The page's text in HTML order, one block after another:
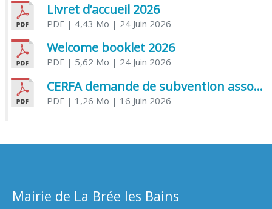
Livret d’accueil 2026
PDF| 4,43 Mo | 24 Juin 2026
Welcome booklet 2026
PDF| 5,62 Mo | 24 Juin 2026
CERFA demande de subvention association
PDF| 1,26 Mo | 16 Juin 2026
Mairie de La Brée les Bains